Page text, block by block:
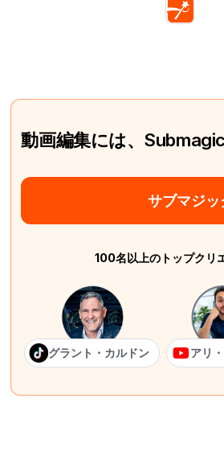
動画編集には、
サブマジ
100名以上のトップクリ
グラント・カルドン アリ